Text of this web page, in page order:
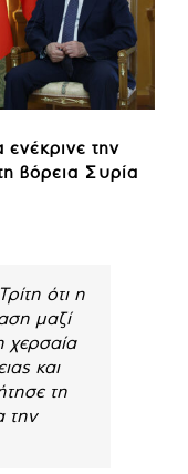
την
βόρεια Συρία
ότι η
μαζί
χερσαία
και
τη
την